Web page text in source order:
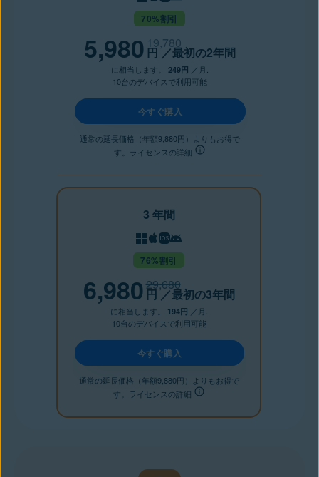
70%割引
5,98019,780
円 ／最初の2年間
に相当します。 249円 ／月.
10台のデバイスで利用可能
今すぐ購入
通常の延長価格（年額9,880円）よりもお得で
す。ライセンスの詳細
3 年間
76%割引
6,98029,680
円／最初の3年間
に相当します。 194円 ／月.
10台のデバイスで利用可能
今すぐ購入
通常の延長価格（年額9,880円）よりもお得で
す。ライセンスの詳細